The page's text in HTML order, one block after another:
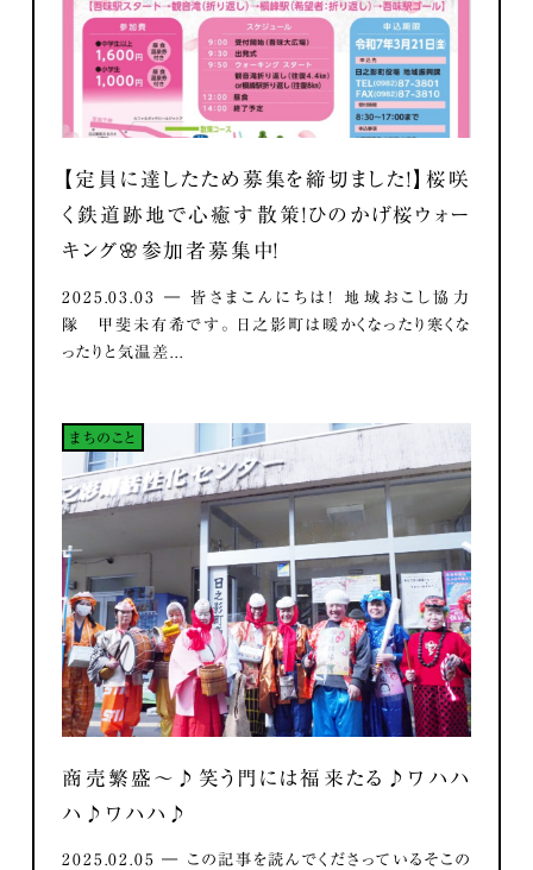
【定員に達したため募集を締切ました！】桜咲
く鉄道跡地で心癒す散策！ひのかげ桜ウォー
キング🌸参加者募集中！
2025.03.03 ― 皆さまこんにちは！ 地域おこし協力
隊 甲斐未有希です。 日之影町は暖かくなったり寒くな
ったりと気温差...
まちのこと
商売繁盛～♪笑う門には福来たる♪ワハハ
ハ♪ワハハ♪
2025.02.05 ― この記事を読んでくださっているそこの